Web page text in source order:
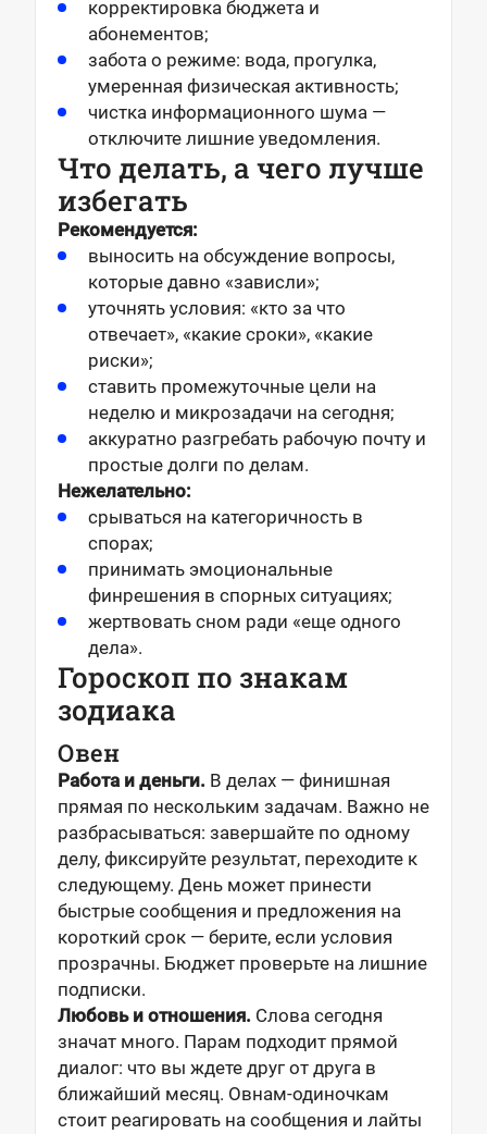
корректировка бюджета и
абонементов;
забота о режиме: вода, прогулка,
умеренная физическая активность;
чистка информационного шума —
отключите лишние уведомления.
Что делать, а чего лучше
избегать
Рекомендуется:
выносить на обсуждение вопросы,
которые давно «зависли»;
уточнять условия: «кто за что
отвечает», «какие сроки», «какие
риски»;
ставить промежуточные цели на
неделю и микрозадачи на сегодня;
аккуратно разгребать рабочую почту и
простые долги по делам.
Нежелательно:
срываться на категоричность в
спорах;
принимать эмоциональные
финрешения в спорных ситуациях;
жертвовать сном ради «еще одного
дела».
Гороскоп по знакам
зодиака
Овен
Работа и деньги. В делах — финишная
прямая по нескольким задачам. Важно не
разбрасываться: завершайте по одному
делу, фиксируйте результат, переходите к
следующему. День может принести
быстрые сообщения и предложения на
короткий срок — берите, если условия
прозрачны. Бюджет проверьте на лишние
подписки.
Любовь и отношения. Слова сегодня
значат много. Парам подходит прямой
диалог: что вы ждете друг от друга в
ближайший месяц. Овнам-одиночкам
стоит реагировать на сообщения и лайты